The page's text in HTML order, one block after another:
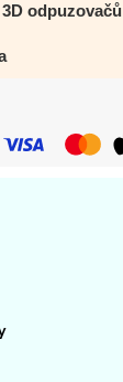
3D odpuzovačů